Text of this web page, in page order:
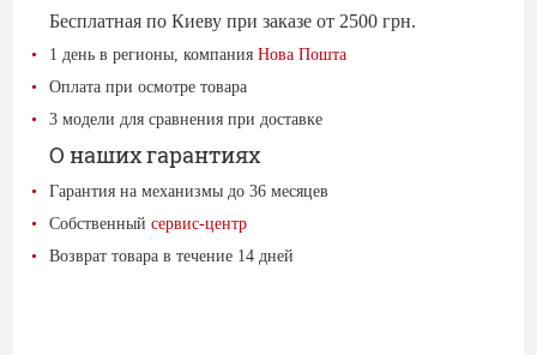
Бесплатная по Киеву при заказе от 2500 грн.
1 день в регионы, компанияНова Пошта
Оплата при осмотре товара
3 модели для сравнения при доставке
О наших гарантиях
Гарантия на механизмы до 36 месяцев
Собственныйсервис-центр
Возврат товара в течение 14 дней